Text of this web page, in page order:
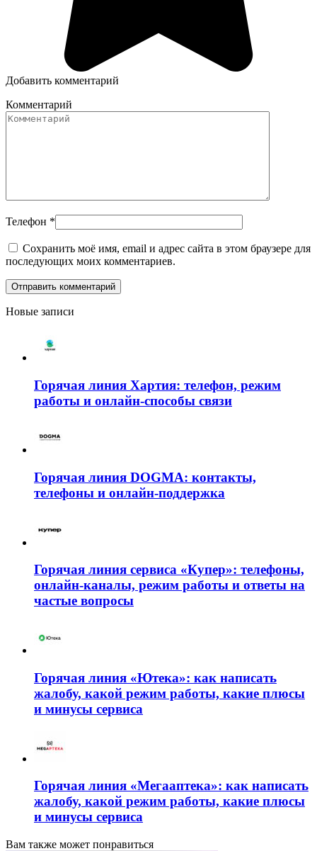
Добавить комментарий
Комментарий
Телефон *
Сохранить моё имя, email и адрес сайта в этом браузере для
последующих моих комментариев.
Новые записи
Горячая линия Хартия: телефон, режим
работы и онлайн-способы связи
Горячая линия DOGMA: контакты,
телефоны и онлайн-поддержка
Горячая линия сервиса «Купер»: телефоны,
онлайн-каналы, режим работы и ответы на
частые вопросы
Горячая линия «Ютека»: как написать
жалобу, какой режим работы, какие плюсы
и минусы сервиса
Горячая линия «Мегааптека»: как написать
жалобу, какой режим работы, какие плюсы
и минусы сервиса
Вам также может понравиться